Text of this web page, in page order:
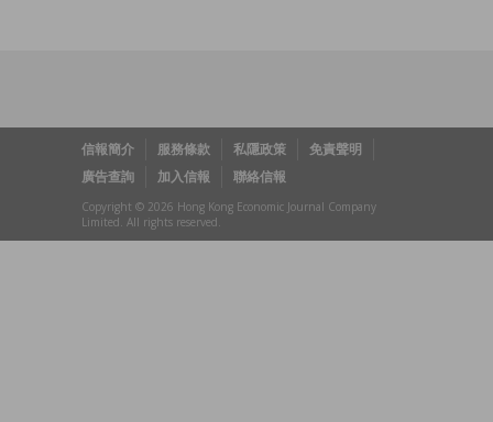
信報簡介 服務條款 私隱政策
免責聲明
廣告查詢
加入信報 聯絡信報
Copyright © 2026 Hong Kong Economic Journal Company
Limited. All rights reserved.